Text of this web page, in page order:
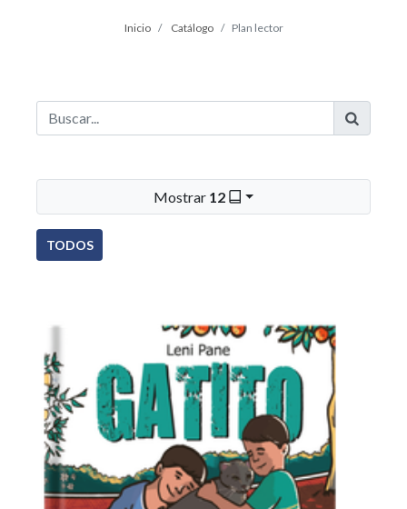
Inicio Catálogo Plan lector
Mostrar 12
TODOS